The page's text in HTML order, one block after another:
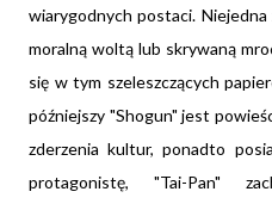
wiarygodnych postaci.
moralną woltą lub skrywaną
się w tym szeleszczących
późniejszy "Shogun" jest
zderzenia kultur, ponadto
protagonistę, "Tai-Pan"